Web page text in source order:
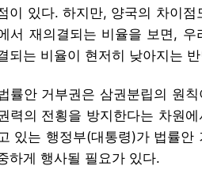
이 있다. 하지만, 양국의 차이
서 재의결되는 비율을 보면,
되는 비율이 현저히 낮아지는
률안 거부권은 삼권분립의 원
력의 전횡을 방지한다는 차원
있는 행정부(대통령)가 법률
하게 행사될 필요가 있다.